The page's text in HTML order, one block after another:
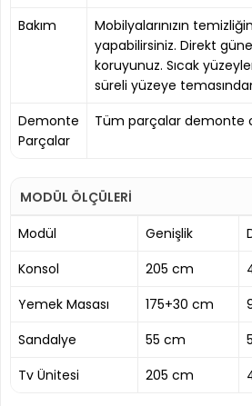
Bakım
Mobilyalarınızın
yapabilirsiniz. Direkt
koruyunuz. Sıcak
süreli yüzeye temasından
Demonte
Parçalar
Tüm parçalar demonte
MODÜL ÖLÇÜLERİ
Modül
Genişlik
Konsol
205 cm
Yemek Masası
175+30 cm
Sandalye
55 cm
Tv Ünitesi
205 cm